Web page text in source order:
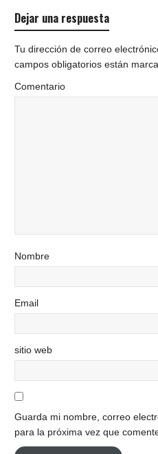
Dejar una respuesta
Tu dirección de correo
campos obligatorios están
Comentario
Nombre
Email
sitio web
Guarda mi nombre, correo
para la próxima vez que